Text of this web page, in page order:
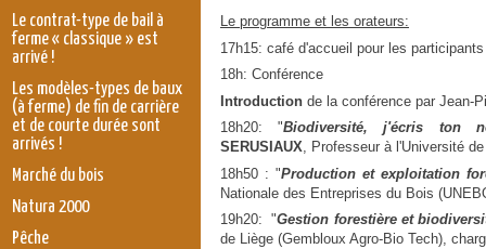
Le programme et les orateurs:
17h15: café d'accueil pour les participants
18h: Conférence
Introduction de la conférence par Jean-
18h20: "Biodiversité, j'écris ton
SERUSIAUX, Professeur à l'Université
18h50 : "Production et exploitation
Nationale des Entreprises du Bois
19h20: "Gestion forestière et
de Liège (Gembloux Agro-Bio Tech),
Le contrat-type de bail à
ferme « classique » est
arrivé !
Les modèles-types de baux
(à ferme) de fin de carrière
et de courte durée sont
arrivés !
Marché du bois
Natura 2000
Pêche